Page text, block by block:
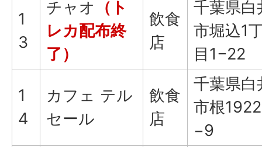
1
3
チャオ
（ト
レカ配布終
了）
飲食
店
千葉県白
市堀込1
目1−22
1
4
カフェ テル
セール
飲食
店
千葉県白
市根1922
−9